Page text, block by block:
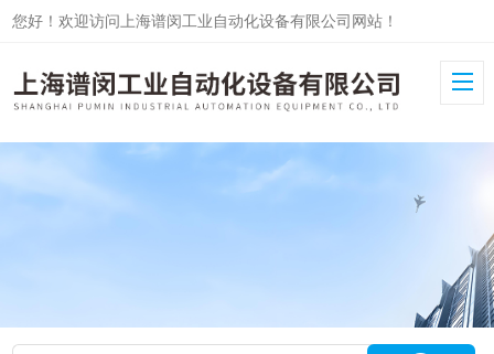
您好！欢迎访问上海谱闵工业自动化设备有限公司网站！